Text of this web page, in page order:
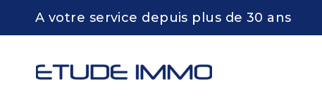
A votre service depuis plus de 30 ans